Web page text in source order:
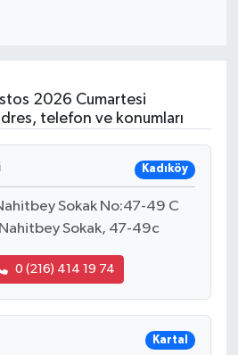
2026 Cumartesi
telefon ve konumları
Kadıköy
Sokak No:47-49 C
Sokak, 47-49c
0 (216) 414 19 74
Kartal